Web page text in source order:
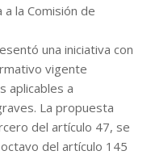
la Comisión de
una iniciativa con
vigente
aplicables a
La propuesta
del artículo 47, se
del artículo 145